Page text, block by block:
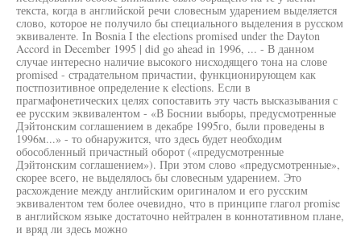
текста, когда в английской речи словесным ударением выделяется
слово, которое не получило бы специального выделения в русском
эквиваленте. In Bosnia I the elections promised under the Dayton
Accord in December 1995 | did go ahead in 1996, ... - В данном
случае интересно наличие высокого нисходящего тона на слове
promised - страдательном причастии, функционирующем как
постпозитивное определение к elections. Если в
прагмафонетических целях сопоставить эту часть высказывания с
ее русским эквивалентом - «В Боснии выборы, предусмотренные
Дэйтонским соглашением в декабре 1995го, были проведены в
1996м...» - то обнаружится, что здесь будет необходим
обособленный причастный оборот («предусмотренные
Дэйтонским соглашением»). При этом слово «предусмотренные»,
скорее всего, не выделялось бы словесным ударением. Это
расхождение между английским оригиналом и его русским
эквивалентом тем более очевидно, что в принципе глагол promise
в английском языке достаточно нейтрален в коннотативном плане,
и вряд ли здесь можно